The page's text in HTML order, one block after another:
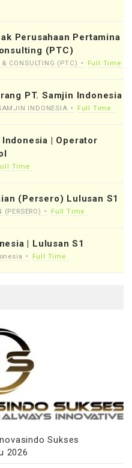
Perusahaan Pertamina
(PTC)
CONSULTING (PTC) Full Time
PT. Samjin Indonesia
INDONESIA Full Time
Indonesia | Operator
Time
(Persero) Lulusan S1
Full Time
| Lulusan S1
Full Time
Sukses
2026